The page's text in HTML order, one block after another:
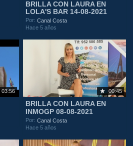
BRILLA CON LAURA EN
LOLA'S BAR 14-08-2021
Por:Canal Costa
Hace 5 años
03:56 00:45
BRILLA CON LAURA EN
INMOGP 08-08-2021
Por:Canal Costa
Hace 5 años